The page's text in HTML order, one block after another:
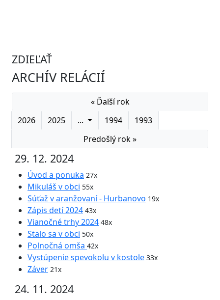
ZDIEĽAŤ
ARCHÍV RELÁCIÍ
« Ďalší rok
2026
2025 ... 1994
1993
Predošlý rok »
29. 12. 2024
Úvod a ponuka 27x
Mikuláš v obci 55x
Súťaž v aranžovaní - Hurbanovo 19x
Zápis detí 2024 43x
Vianočné trhy 2024 48x
Stalo sa v obci 50x
Polnočná omša 42x
Vystúpenie spevokolu v kostole 33x
Záver 21x
24. 11. 2024